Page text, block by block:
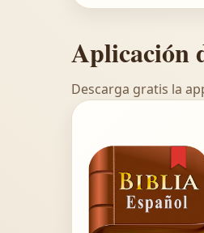
Aplicación
Descarga gratis la